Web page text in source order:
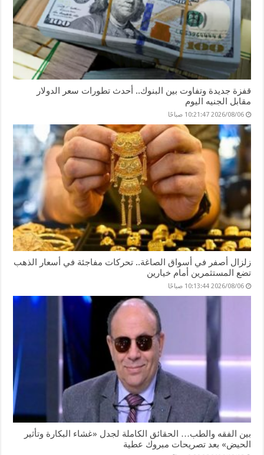
قفزة جديدة وتفاوت بين البنوك.. أحدث تطورات سعر الدولار
مقابل الجنيه اليوم
2026/08/06 10:21:47 صباحًا
زلزال أصفر في أسواق الصاغة.. تحركات مفاجئة في أسعار الذهب
تضع المستثمرين أمام خيارين
2026/08/06 10:13:44 صباحًا
بين الفقه والطب… الحقائق الكاملة لجدل «غشاء البكارة وتأثير
الحيض» بعد تصريحات مبروك عطية